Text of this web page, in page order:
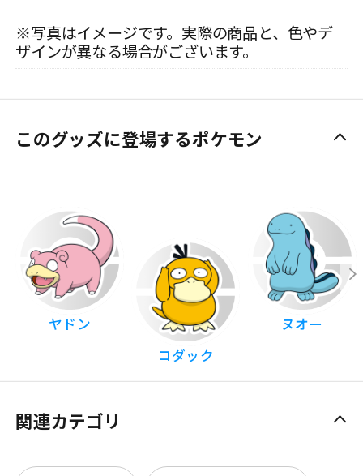
※写真はイメージです。実際の商品と、色やデ
ザインが異なる場合がございます。
このグッズに登場するポケモン
ヤドン
コダック
ヌオー
関連カテゴリ